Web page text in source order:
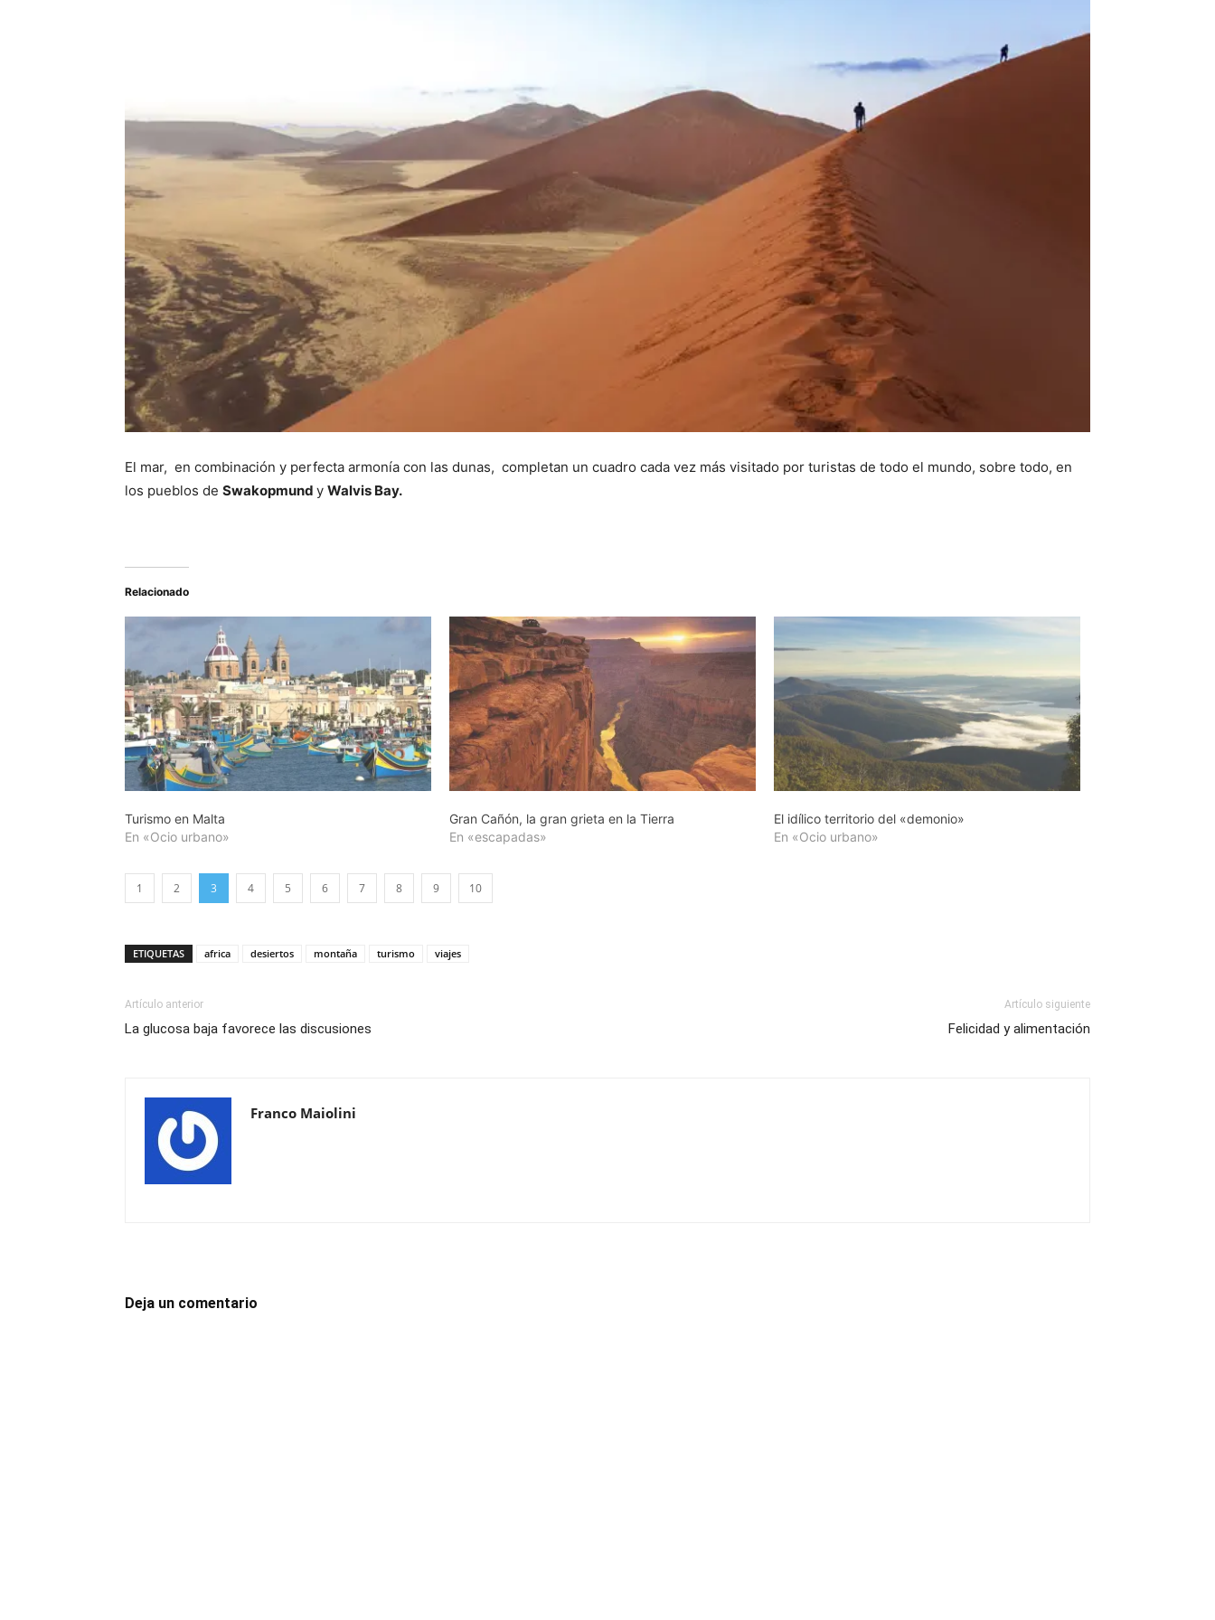
El mar, en combinación y perfecta armonía con las dunas, completan un cuadro cada vez más visitado por turistas de todo el mundo, sobre todo, en
los pueblos de Swakopmund y Walvis Bay.
Relacionado
Turismo en Malta
En «Ocio urbano»
Gran Cañón, la gran grieta en la Tierra
En «escapadas»
El idílico territorio del «demonio»
En «Ocio urbano»
1 2 3 4 5 6 7 8 9 10
ETIQUETAS africa desiertos montaña turismo viajes
Artículo anterior
La glucosa baja favorece las discusiones
Artículo siguiente
Felicidad y alimentación
Franco Maiolini
Deja un comentario